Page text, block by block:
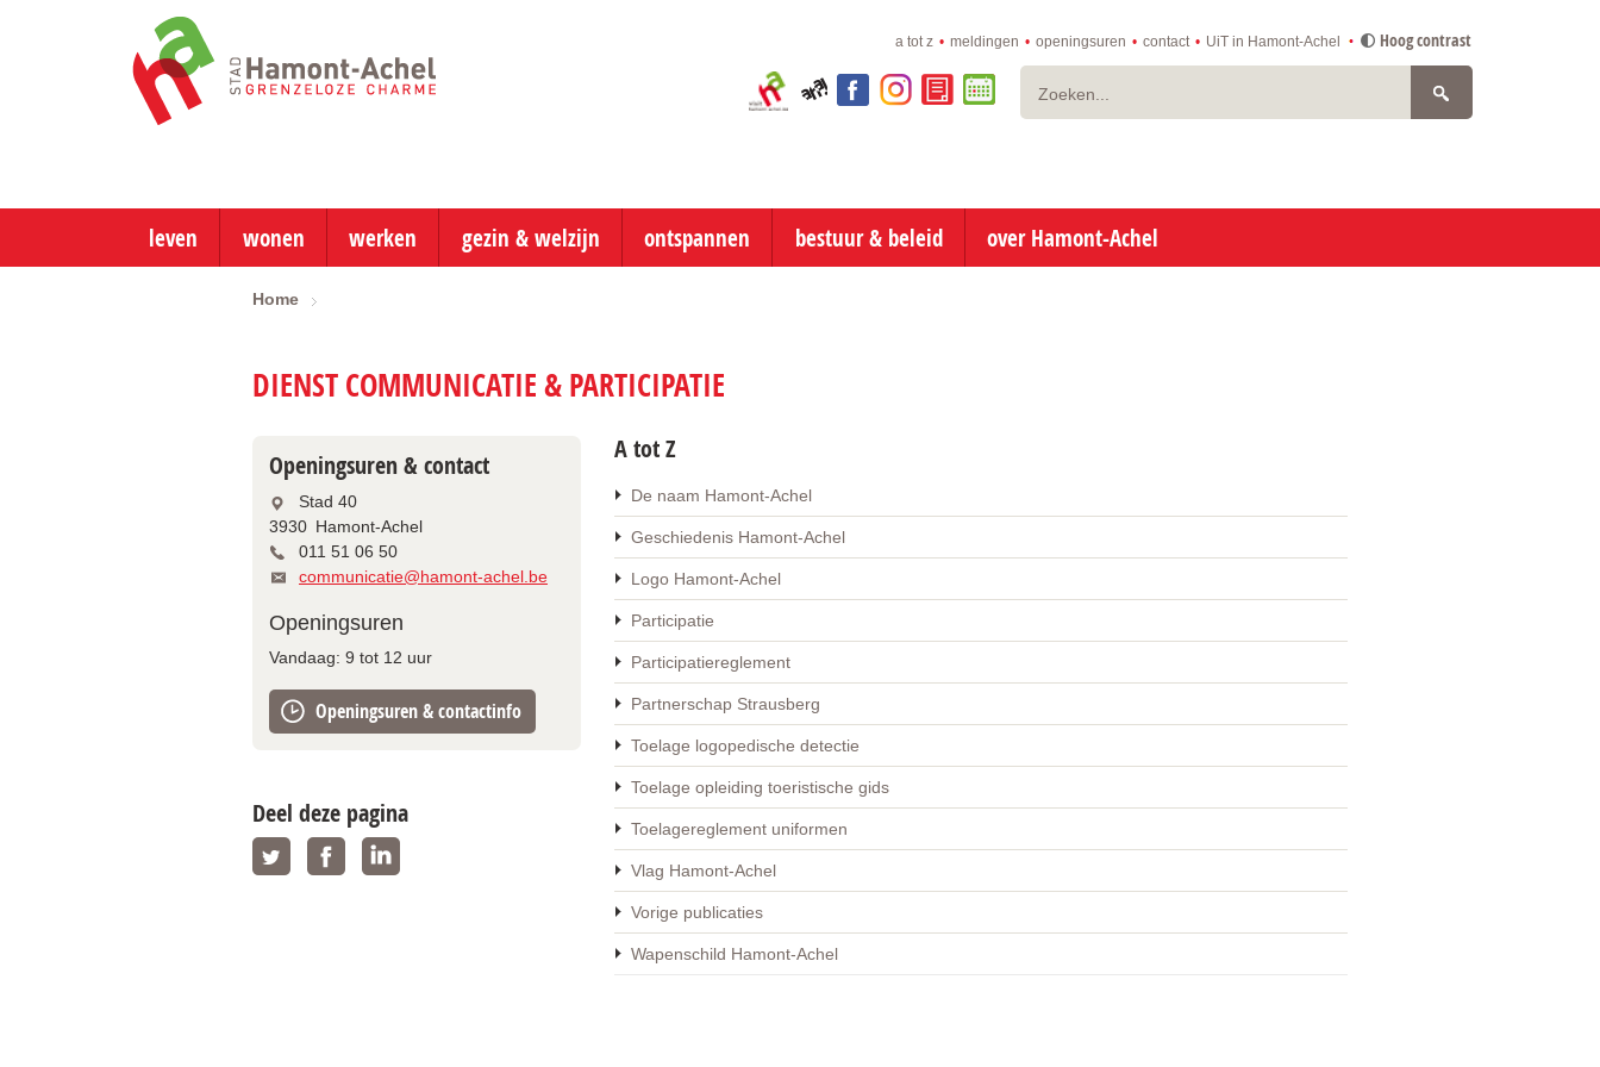
inhoud
naar
de
startpagina
a tot z meldingen openingsuren contact UiT in Hamont-Achel Hoog contrast
Visit
Hamont-
aha! facebookinstagram
e-
loket
online
afspraken
leven wonen werken gezin & welzijn ontspannen bestuur & beleid over Hamont-Achel
Home
DIENST COMMUNICATIE & PARTICIPATIE
A tot Z
De naam Hamont-Achel
Geschiedenis Hamont-Achel
Logo Hamont-Achel
Participatie
Participatiereglement
Partnerschap Strausberg
Toelage logopedische detectie
Toelage opleiding toeristische gids
Toelagereglement uniformen
Vlag Hamont-Achel
Vorige publicaties
Wapenschild Hamont-Achel
Openingsuren & contact
Stad 40
3930 Hamont-Achel
011 51 06 50
communicatie@hamont-achel.be
Openingsuren
Vandaag: 9 tot 12 uur
Openingsuren & contactinfo
Deel deze pagina
Twitter FacebookLinkedin